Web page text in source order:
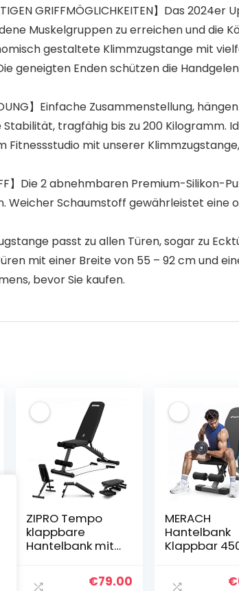
GRIFFMÖGLICHKEITEN】Das
Muskelgruppen zu erreichen und die
gestaltete Klimmzugstange mit
geneigten Enden schützen die
】Einfache Zusammenstellung,
tragfähig bis zu 200 Kilogramm.
Fitnessstudio mit unserer
】Die 2 abnehmbaren Premium-
Weicher Schaumstoff gewährleistet
passt zu allen Türen, sogar zu
mit einer Breite von 55 – 92 cm und
bevor Sie kaufen.
Aktueller
ZIPRO Tempo
klappbare
Hantelbank mit
– Verstellbare
Fitnessbank mitUrsprünglicher
€79.00 Aktueller
MERACH
Hantelbank
Klappbar
€